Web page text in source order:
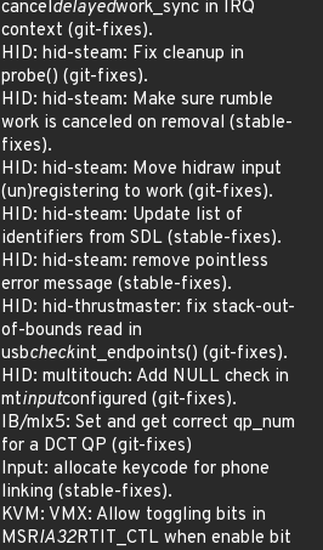
canceldelayedwork_sync in IRQ
context (git-fixes).
HID: hid-steam: Fix cleanup in
probe() (git-fixes).
HID: hid-steam: Make sure rumble
work is canceled on removal (stable-
fixes).
HID: hid-steam: Move hidraw input
(un)registering to work (git-fixes).
HID: hid-steam: Update list of
identifiers from SDL (stable-fixes).
HID: hid-steam: remove pointless
error message (stable-fixes).
HID: hid-thrustmaster: fix stack-out-
of-bounds read in
usbcheckint_endpoints() (git-fixes).
HID: multitouch: Add NULL check in
mtinputconfigured (git-fixes).
IB/mlx5: Set and get correct qp_num
for a DCT QP (git-fixes)
Input: allocate keycode for phone
linking (stable-fixes).
KVM: VMX: Allow toggling bits in
MSRIA32RTIT_CTL when enable bit